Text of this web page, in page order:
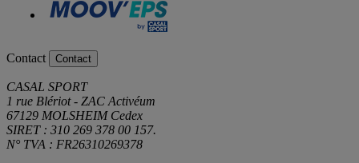
Contact Contact
CASAL SPORT
1 rue Blériot - ZAC Activéum
67129 MOLSHEIM Cedex
SIRET : 310 269 378 00 157.
N° TVA : FR26310269378